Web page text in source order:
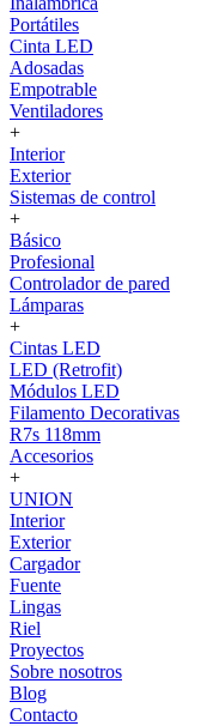
Portátiles
Cinta LED
Adosadas
Empotrable
Ventiladores
+
Interior
Exterior
Sistemas de control
+
Básico
Profesional
Controlador de pared
Lámparas
+
Cintas LED
LED (Retrofit)
Módulos LED
Filamento Decorativas
R7s 118mm
Accesorios
+
UNION
Interior
Exterior
Cargador
Fuente
Lingas
Riel
Proyectos
Sobre nosotros
Blog
Contacto